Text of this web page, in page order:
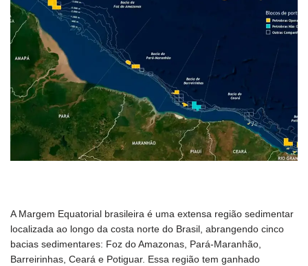
A Margem Equatorial brasileira é uma extensa região sedimentar
localizada ao longo da costa norte do Brasil, abrangendo cinco
bacias sedimentares: Foz do Amazonas, Pará-Maranhão,
Barreirinhas, Ceará e Potiguar. Essa região tem ganhado